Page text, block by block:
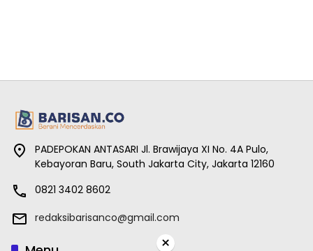
PADEPOKAN ANTASARI Jl. Brawijaya XI No. 4A Pulo,
Kebayoran Baru, South Jakarta City, Jakarta 12160
0821 3402 8602
redaksibarisanco@gmail.com
×